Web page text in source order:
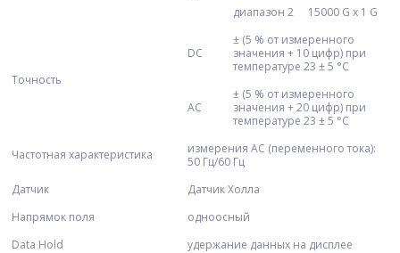
диапазон 2
15000 G x 1 G
Точность
DC
± (5 % от измеренного
значения + 10 цифр) при
температуре 23 ± 5 °С
AC
± (5 % от измеренного
значения + 20 цифр) при
температуре 23 ± 5 °С
Частотная характеристика
измерения AC (переменного тока):
50 Гц/60 Гц
Датчик
Датчик Холла
Напрямок поля
одноосный
Data Hold
удержание данных на дисплее